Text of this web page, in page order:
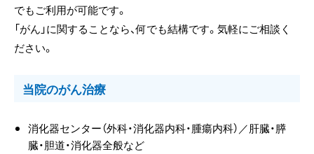
でもご利用が可能です。
「がん」に関することなら、何でも結構です。気軽にご相談く
ださい。
当院のがん治療
消化器センター（外科・消化器内科・腫瘍内科）／肝臓・膵
臓・胆道・消化器全般など